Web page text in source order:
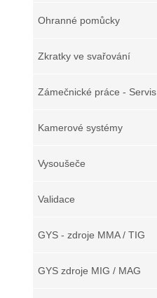
Ohranné pomůcky
Zkratky ve svařování
Zámečnické práce - Servis
Kamerové systémy
Vysoušeče
Validace
GYS - zdroje MMA / TIG
GYS zdroje MIG / MAG